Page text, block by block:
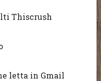
Thiscrush
letta in Gmail